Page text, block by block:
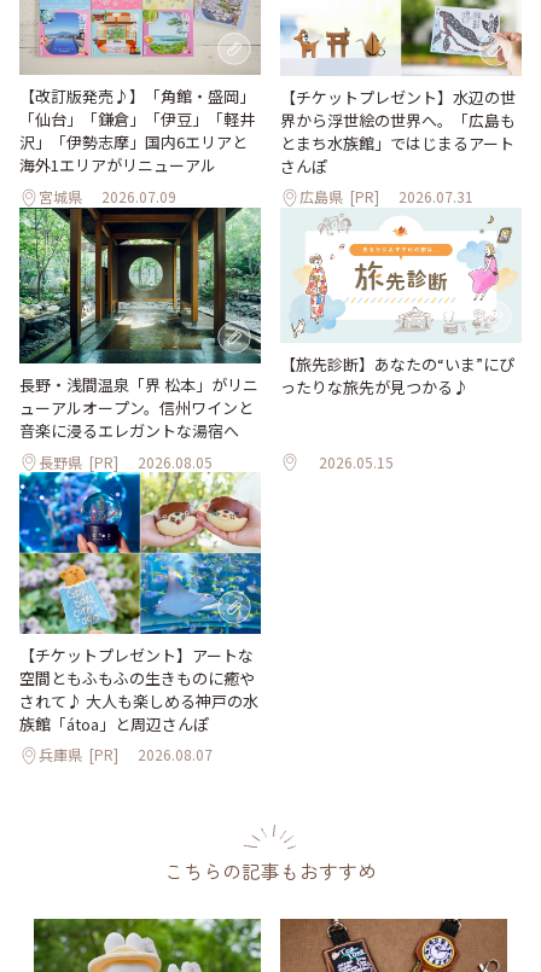
【改訂版発売♪】「角館・盛岡」
「仙台」「鎌倉」「伊豆」「軽井
沢」「伊勢志摩」国内6エリアと
海外1エリアがリニューアル
宮城県 2026.07.09
【チケットプレゼント】水辺の世
界から浮世絵の世界へ。「広島も
とまち水族館」ではじまるアート
さんぽ
広島県 [PR] 2026.07.31
長野・浅間温泉「界 松本」がリニ
ューアルオープン。信州ワインと
音楽に浸るエレガントな湯宿へ
長野県 [PR] 2026.08.05
【旅先診断】あなたの“いま”にぴ
ったりな旅先が見つかる♪
2026.05.15
【チケットプレゼント】アートな
空間ともふもふの生きものに癒や
されて♪ 大人も楽しめる神戸の水
族館「átoa」と周辺さんぽ
兵庫県 [PR] 2026.08.07
こちらの記事もおすすめ